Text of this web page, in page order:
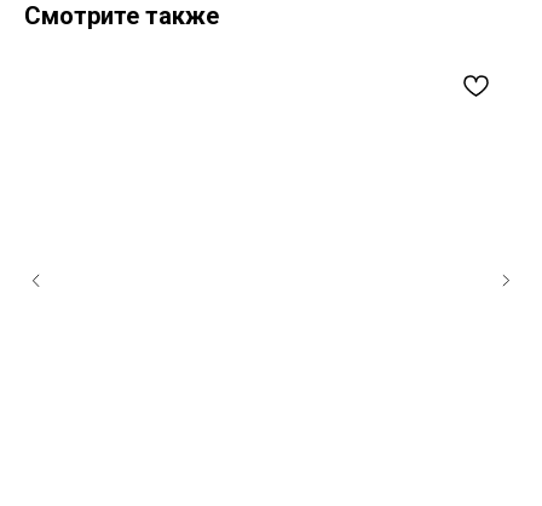
Смотрите также